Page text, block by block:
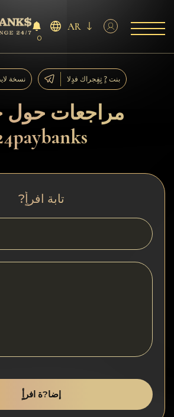
0
AR
مراجعات حول
24paybanks
نسخة بنت ?ٍ تٍفٍجراك فدٍلا
?تابة افرأٍ
إضا?ة افرأٍ